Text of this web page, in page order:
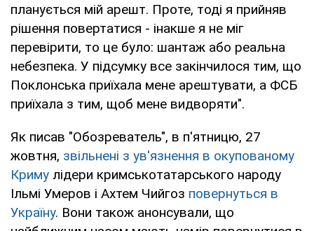
планується мій арешт. Проте, тоді я прийняв
рішення повертатися - інакше я не міг
перевірити, то це було: шантаж або реальна
небезпека. У підсумку все закінчилося тим, що
Поклонська приїхала мене арештувати, а ФСБ
приїхала з тим, щоб мене видворяти".
Як писав "Обозреватель", в п'ятницю, 27
жовтня, звільнені з ув'язнення в окупованому
Криму лідери кримськотатарського народу
Ільмі Умеров і Ахтем Чийгоз повернуться в
Україну. Вони також анонсували, що